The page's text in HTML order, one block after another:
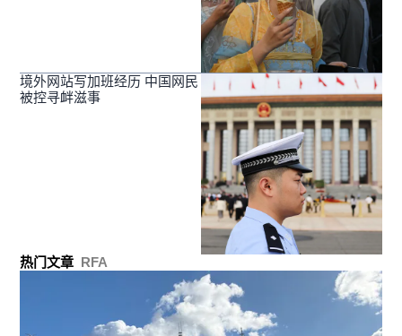
境外网站写加班经历 中国网民
被控寻衅滋事
热门文章 RFA